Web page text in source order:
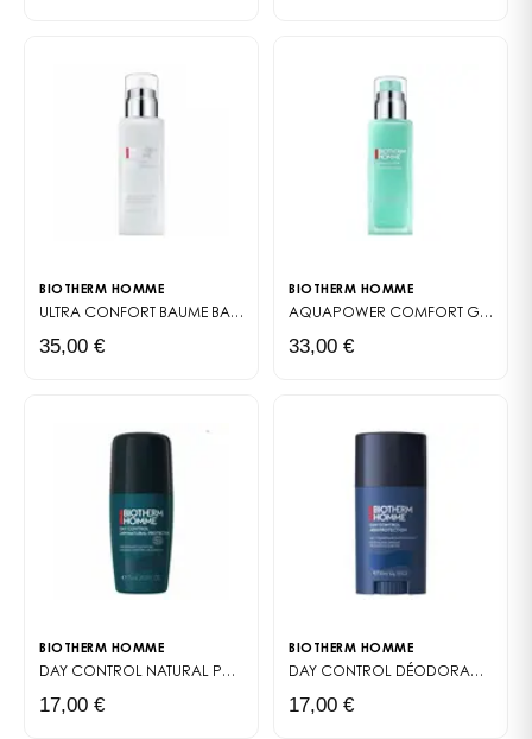
BIOTHERM HOMME
ULTRA CONFORT BAUME BAUME APRÈS-RASAGE POUR HOMME
35,00 €
BIOTHERM HOMME
AQUAPOWER COMFORT GEL
33,00 €
BIOTHERM HOMME
DAY CONTROL NATURAL PROTECT DÉODORANT DÉODORANT SOIN
17,00 €
BIOTHERM HOMME
DAY CONTROL DÉODORANT STICK
17,00 €